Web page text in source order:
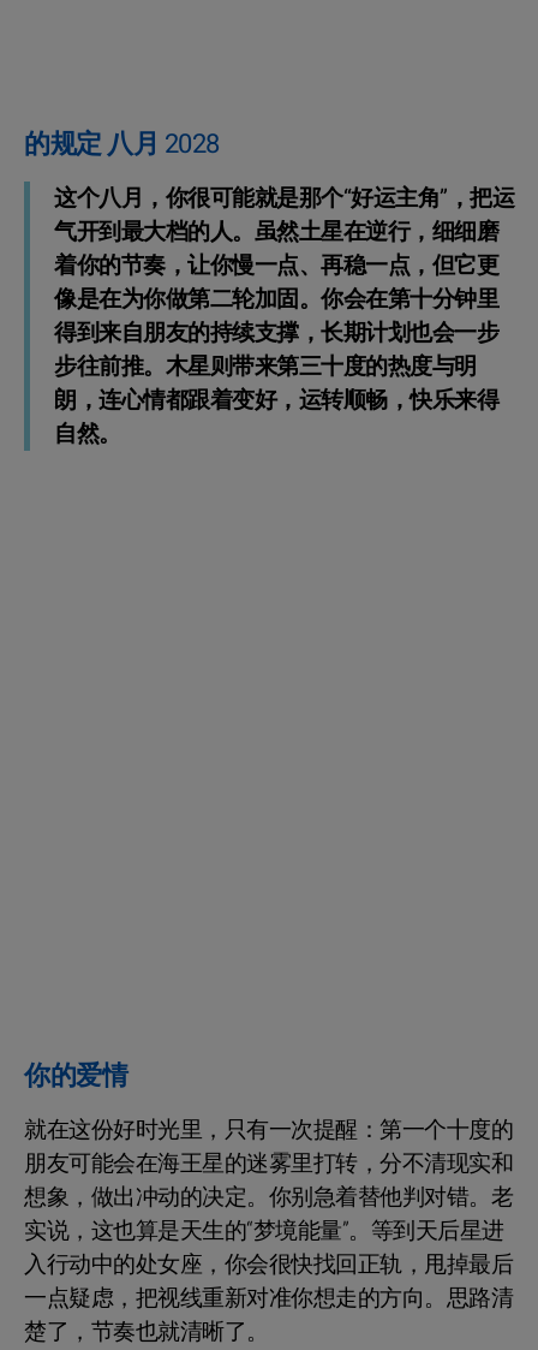
的规定 八月 2028
这个八月，你很可能就是那个“好运主角”，把运
气开到最大档的人。虽然土星在逆行，细细磨
着你的节奏，让你慢一点、再稳一点，但它更
像是在为你做第二轮加固。你会在第十分钟里
得到来自朋友的持续支撑，长期计划也会一步
步往前推。木星则带来第三十度的热度与明
朗，连心情都跟着变好，运转顺畅，快乐来得
自然。
你的爱情
就在这份好时光里，只有一次提醒：第一个十度的
朋友可能会在海王星的迷雾里打转，分不清现实和
想象，做出冲动的决定。你别急着替他判对错。老
实说，这也算是天生的“梦境能量”。等到天后星进
入行动中的处女座，你会很快找回正轨，甩掉最后
一点疑虑，把视线重新对准你想走的方向。思路清
楚了，节奏也就清晰了。